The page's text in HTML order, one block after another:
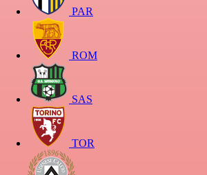
PAR
ROM
SAS
TOR